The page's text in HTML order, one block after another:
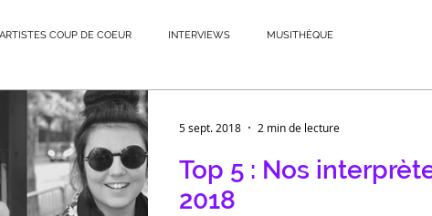
ARTISTES COUP DE COEUR INTERVIEWS MUSITHÈQUE
EN S
Top 5 : Nos
2018
5 sept. 2018 2 min de lecture